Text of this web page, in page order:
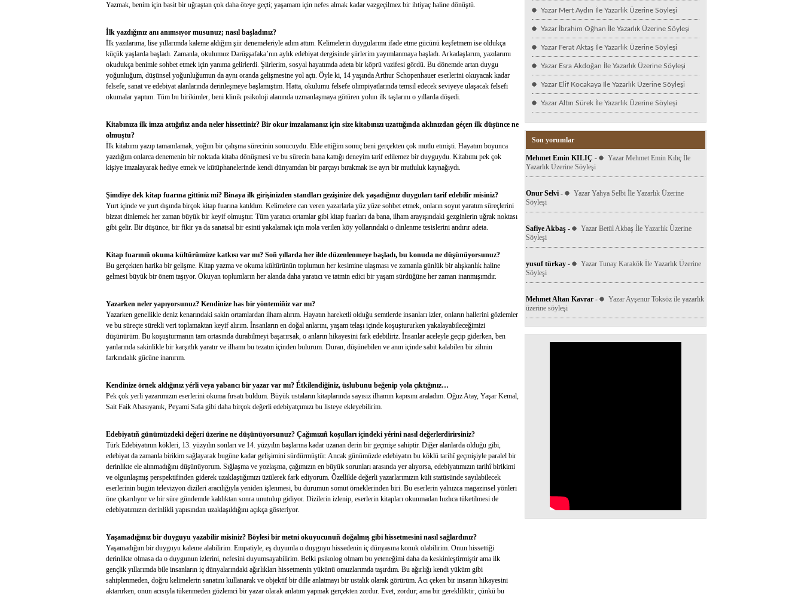
Yazmak, benim için basit bir uğraştan çok daha öteye geçti; yaşamam için nefes almak kadar vazgeçilmez bir ihtiyaç haline dönüştü.
İlk yazdığınız anı anımsıyor musunuz; nasıl başladınız?
İlk yazılarıma, lise yıllarımda kaleme aldığım şiir denemeleriyle adım attım. Kelimelerin duygularımı ifade etme gücünü keşfetmem ise oldukça
küçük yaşlarda başladı. Zamanla, okulumuz Darüşşafaka’nın aylık edebiyat dergisinde şiirlerim yayımlanmaya başladı. Arkadaşlarım, yazılarımı
okudukça benimle sohbet etmek için yanıma gelirlerdi. Şiirlerim, sosyal hayatımda adeta bir köprü vazifesi gördü. Bu dönemde artan duygu
yoğunluğum, düşünsel yoğunluğumun da aynı oranda gelişmesine yol açtı. Öyle ki, 14 yaşında Arthur Schopenhauer eserlerini okuyacak kadar
felsefe, sanat ve edebiyat alanlarında derinleşmeye başlamıştım. Hatta, okulumu felsefe olimpiyatlarında temsil edecek seviyeye ulaşacak felsefi
okumalar yaptım. Tüm bu birikimler, beni klinik psikoloji alanında uzmanlaşmaya götüren yolun ilk taşlarını o yıllarda döşedi.
Kitabınıza ilk imza attığıñız anda neler hissettiniz? Bir okur imzalamanız için size kitabınızı uzattığında aklınızdan géçen ilk düşünce ne
olmuştu?
İlk kitabımı yazıp tamamlamak, yoğun bir çalışma sürecinin sonucuydu. Elde ettiğim sonuç beni gerçekten çok mutlu etmişti. Hayatım boyunca
yazdığım onlarca denemenin bir noktada kitaba dönüşmesi ve bu sürecin bana kattığı deneyim tarif edilemez bir duyguydu. Kitabımı pek çok
kişiye imzalayarak hediye etmek ve kütüphanelerinde kendi dünyamdan bir parçayı bırakmak ise ayrı bir mutluluk kaynağıydı.
Şimdiye dek kitap fuarına gittiniz mi? Binaya ilk girişinizden standları gezişinize dek yaşadığınız duyguları tarif edebilir misiniz?
Yurt içinde ve yurt dışında birçok kitap fuarına katıldım. Kelimelere can veren yazarlarla yüz yüze sohbet etmek, onların soyut yaratım süreçlerini
bizzat dinlemek her zaman büyük bir keyif olmuştur. Tüm yaratıcı ortamlar gibi kitap fuarları da bana, ilham arayışındaki gezginlerin uğrak noktası
gibi gelir. Bir düşünce, bir fikir ya da sanatsal bir esinti yakalamak için mola verilen köy yollarındaki o dinlenme tesislerini andırır adeta.
Kitap fuarınıñ okuma kültürümüze katkısı var mı? Soñ yıllarda her ilde düzenlenmeye başladı, bu konuda ne düşünüyorsunuz?
Bu gerçekten harika bir gelişme. Kitap yazma ve okuma kültürünün toplumun her kesimine ulaşması ve zamanla günlük bir alışkanlık haline
gelmesi büyük bir önem taşıyor. Okuyan toplumların her alanda daha yaratıcı ve tatmin edici bir yaşam sürdüğüne her zaman inanmışımdır.
Yazarken neler yapıyorsunuz? Kendinize has bir yöntemiñiz var mı?
Yazarken genellikle deniz kenarındaki sakin ortamlardan ilham alırım. Hayatın hareketli olduğu semtlerde insanları izler, onların hallerini gözlemler
ve bu süreçte sürekli veri toplamaktan keyif alırım. İnsanların en doğal anlarını, yaşam telaşı içinde koşuştururken yakalayabileceğimizi
düşünürüm. Bu koşuşturmanın tam ortasında durabilmeyi başarırsak, o anların hikayesini fark edebiliriz. İnsanlar aceleyle geçip giderken, ben
yanlarında sakinlikle bir karşıtlık yaratır ve ilhamı bu tezatın içinden bulurum. Duran, düşünebilen ve anın içinde sabit kalabilen bir zihnin
farkındalık gücüne inanırım.
Kendinize örnek aldığınız yérli veya yabancı bir yazar var mı? Étkilendiğiniz, üslubunu beğenip yola çıktığınız…
Pek çok yerli yazarımızın eserlerini okuma fırsatı buldum. Büyük ustaların kitaplarında sayısız ilhamın kapısını araladım. Oğuz Atay, Yaşar Kemal,
Sait Faik Abasıyanık, Peyami Safa gibi daha birçok değerli edebiyatçımızı bu listeye ekleyebilirim.
Edebiyatıñ günümüzdeki değeri üzerine ne düşünüyorsunuz? Çağımızıñ koşulları içindeki yérini nasıl değerlerdirirsiniz?
Türk Edebiyatının kökleri, 13. yüzyılın sonları ve 14. yüzyılın başlarına kadar uzanan derin bir geçmişe sahiptir. Diğer alanlarda olduğu gibi,
edebiyat da zamanla birikim sağlayarak bugüne kadar gelişimini sürdürmüştür. Ancak günümüzde edebiyatın bu köklü tarihî geçmişiyle paralel bir
derinlikte ele alınmadığını düşünüyorum. Sığlaşma ve yozlaşma, çağımızın en büyük sorunları arasında yer alıyorsa, edebiyatımızın tarihî birikimi
ve olgunlaşmış perspektifinden giderek uzaklaştığımızı üzülerek fark ediyorum. Özellikle değerli yazarlarımızın kült statüsünde sayılabilecek
eserlerinin bugün televizyon dizileri aracılığıyla yeniden işlenmesi, bu durumun somut örneklerinden biri. Bu eserlerin yalnızca magazinsel yönleri
öne çıkarılıyor ve bir süre gündemde kaldıktan sonra unutulup gidiyor. Dizilerin izlenip, eserlerin kitapları okunmadan hızlıca tüketilmesi de
edebiyatımızın derinlikli yapısından uzaklaşıldığını açıkça gösteriyor.
Yaşamadığınız bir duyguyu yazabilir misiniz? Böylesi bir metni okuyucunuñ doğalmış gibi hissetmesini nasıl sağlardınız?
Yaşamadığım bir duyguyu kaleme alabilirim. Empatiyle, eş duyumla o duyguyu hissedenin iç dünyasına konuk olabilirim. Onun hissettiği
derinlikte olmasa da o duygunun izlerini, nefesini duyumsayabilirim. Belki psikolog olmam bu yeteneğimi daha da keskinleştirmiştir ama ilk
gençlik yıllarımda bile insanların iç dünyalarındaki ağırlıkları hissetmenin yükünü omuzlarımda taşırdım. Bu ağırlığı kendi yüküm gibi
sahiplenmeden, doğru kelimelerin sanatını kullanarak ve objektif bir dille anlatmayı bir ustalık olarak görürüm. Acı çeken bir insanın hikayesini
aktarırken, onun acısıyla tükenmeden gözlemci bir yazar olarak anlatım yapmak gerçekten zordur. Evet, zordur; ama bir gerekliliktir, çünkü bu
Yazar Mert Aydın İle Yazarlık Üzerine Söyleşi
Yazar İbrahim Oğhan İle Yazarlık Üzerine Söyleşi
Yazar Ferat Aktaş İle Yazarlık Üzerine Söyleşi
Yazar Esra Akdoğan İle Yazarlık Üzerine Söyleşi
Yazar Elif Kocakaya İle Yazarlık Üzerine Söyleşi
Yazar Altın Sürek İle Yazarlık Üzerine Söyleşi
Son yorumlar
Mehmet Emin KILIÇ -
Yazar Mehmet Emin Kılıç İle
Yazarlık Üzerine Söyleşi
Onur Selvi -
Yazar Yahya Selbi İle Yazarlık Üzerine
Söyleşi
Safiye Akbaş -
Yazar Betül Akbaş İle Yazarlık Üzerine
Söyleşi
yusuf türkay -
Yazar Tunay Karakök İle Yazarlık Üzerine
Söyleşi
Mehmet Altan Kavrar -
Yazar Ayşenur Toksöz ile yazarlık
üzerine söyleşi